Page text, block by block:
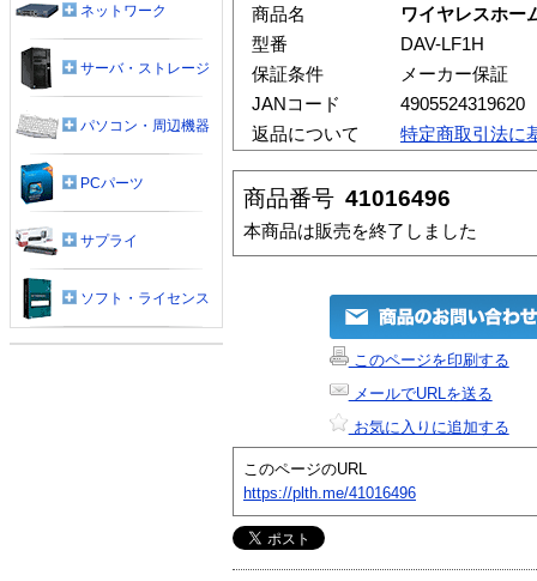
商品名
ワイヤレスホー
型番
DAV-LF1H
保証条件
メーカー保証
JANコード
4905524319620
返品について
特定商取引法に
商品番号 41016496
本商品は販売を終了しました
このページを印刷する
メールでURLを送る
お気に入りに追加する
このページのURL
https://plth.me/41016496
ネットワーク
サーバ・ストレージ
パソコン・周辺機器
PCパーツ
サプライ
ソフト・ライセンス